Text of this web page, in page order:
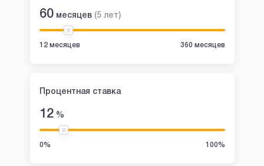
60 месяцев (5 лет)
12 месяцев 360 месяцев
Процентная ставка
12%
0% 100%